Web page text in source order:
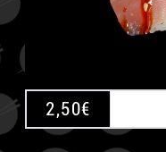
2,50€